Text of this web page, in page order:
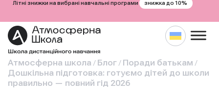
Літні знижки на вибрані навчальні програми знижка до 10%
Атмосферна школа / Блог / Поради батькам /
Дошкільна підготовка: готуємо дітей до школи
правильно — повний гід 2026